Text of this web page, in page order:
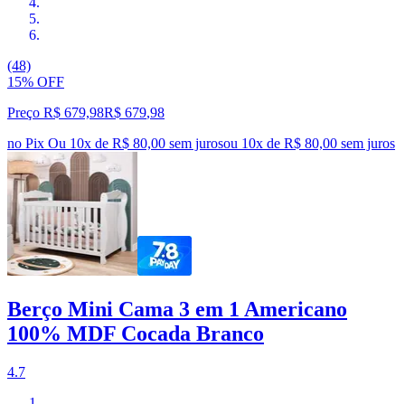
(48)
15% OFF
Preço R$ 679,98R$ 679,98
no Pix Ou 10x de R$ 80,00 sem jurosou 10x de R$ 80,00 sem juros
Berço Mini Cama 3 em 1 Americano
100% MDF Cocada Branco
4.7